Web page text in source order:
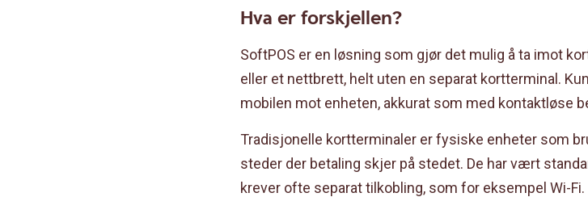
Hva er forskjellen?
SoftPOS er en løsning som gjør det mulig å ta imot
eller et nettbrett, helt uten en separat kortterminal.
mobilen mot enheten, akkurat som med kontaktløse
Tradisjonelle kortterminaler er fysiske enheter som
steder der betaling skjer på stedet. De har vært
krever ofte separat tilkobling, som for eksempel Wi-Fi.